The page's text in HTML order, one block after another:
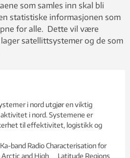
som samles inn skal bli
statistiske informasjonen som
for alle. Dette vil være
satellittsystemer og de som
i nord utgjør en viktig
i nord. Systemene er
til effektivitet, logistikk og
band Radio Characterisation for
Arctic and High Latitude Regions